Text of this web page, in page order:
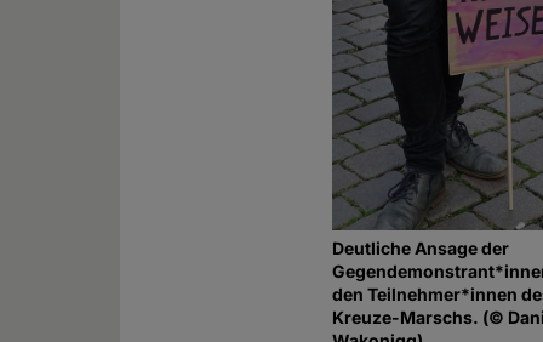
Deutliche Ansage der
den Teilnehmer*innen
Kreuze-Marschs. (©